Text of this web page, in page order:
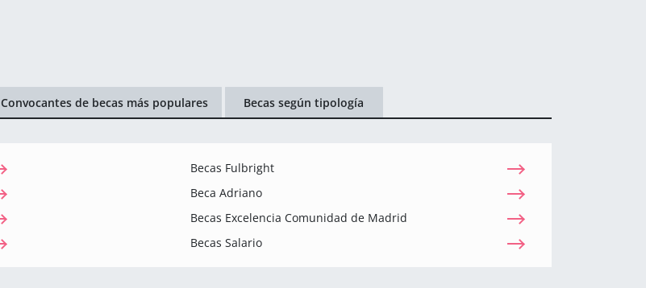
Convocantes de becas más populares Becas según tipología
Becas Fulbright
Beca Adriano
Becas Excelencia Comunidad de Madrid
Becas Salario